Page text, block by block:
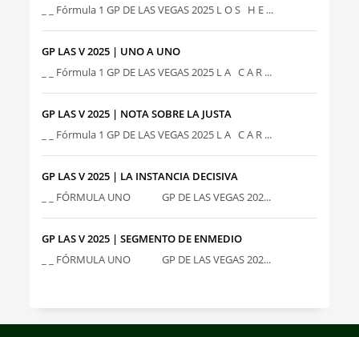
_ _ Fórmula 1 GP DE LAS VEGAS 2025 L O S H E ...
GP LAS V 2025 | UNO A UNO
_ _ Fórmula 1 GP DE LAS VEGAS 2025 L A C A R ...
GP LAS V 2025 | NOTA SOBRE LA JUSTA
_ _ Fórmula 1 GP DE LAS VEGAS 2025 L A C A R ...
GP LAS V 2025 | LA INSTANCIA DECISIVA
_ _ FÓRMULA UNO GP DE LAS VEGAS 202...
GP LAS V 2025 | SEGMENTO DE ENMEDIO
_ _ FÓRMULA UNO GP DE LAS VEGAS 202...